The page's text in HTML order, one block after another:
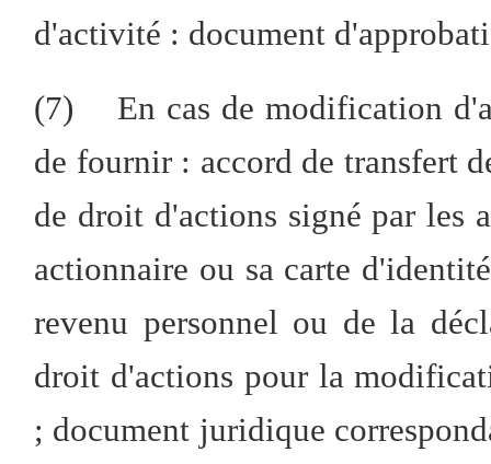
d'activité : document
(7)
En cas de modification
de fournir : accord de transfert
de droit d'actions signé par les
actionnaire ou sa carte
revenu personnel ou de la
droit d'actions pour la
; document juridique